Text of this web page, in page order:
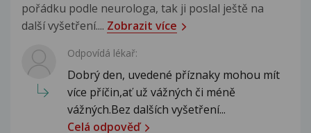
pořádku podle neurologa, tak ji poslal ještě na
další vyšetření.... Zobrazit více
Odpovídá lékař:
Dobrý den, uvedené příznaky mohou mít
více příčin,ať už vážných či méně
vážných.Bez dalších vyšetření...
Celá odpověď